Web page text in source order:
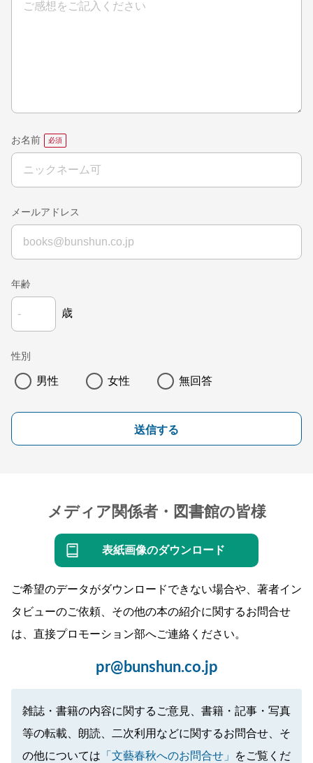
お名前
メールアドレス
年齢
歳
性別
男性 女性 無回答
送信する
メディア関係者・図書館の皆様
表紙画像のダウンロード
ご希望のデータがダウンロードできない場合や、著者イン
タビューのご依頼、その他の本の紹介に関するお問合せ
は、直接プロモーション部へご連絡ください。
pr@bunshun.co.jp
雑誌・書籍の内容に関するご意見、書籍・記事・写真
等の転載、朗読、二次利用などに関するお問合せ、そ
の他については 「文藝春秋へのお問合せ」
をご覧くだ